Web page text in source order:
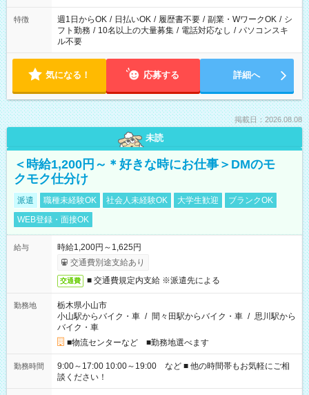
ください！
特徴 週1日からOK / 日払いOK / 履歴書不要 / 副業・WワークOK / シ
フト勤務 / 10名以上の大量募集 / 電話対応なし / パソコンスキ
ル不要
気になる！ 応募する 詳細へ
掲載日：2026.08.08
未読
＜時給1,200円～＊好きな時にお仕事＞DMのモ
クモク仕分け
派遣 職種未経験OK 社会人未経験OK 大学生歓迎
ブランクOK
WEB登録・面接OK
給与
時給1,200円～1,625円
交通費別途支給あり
交通費 ■ 交通費規定内支給 ※派遣先による
勤務地
栃木県小山市
小山駅からバイク・車 / 間々田駅からバイク・車 / 思川駅から
バイク・車
■物流センターなど ■勤務地選べます
勤務時間
9:00～17:00 10:00～19:00 など ■ 他の時間帯もお気軽にご相
談ください！